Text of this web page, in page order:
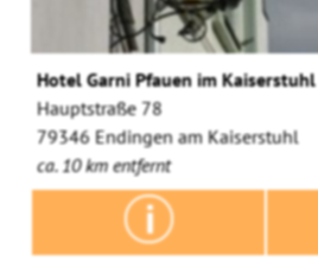
Hotel Garni Pfauen im Kaiserstuhl
Hauptstraße 78
79346 Endingen am Kaiserstuhl
ca. 10 km entfernt